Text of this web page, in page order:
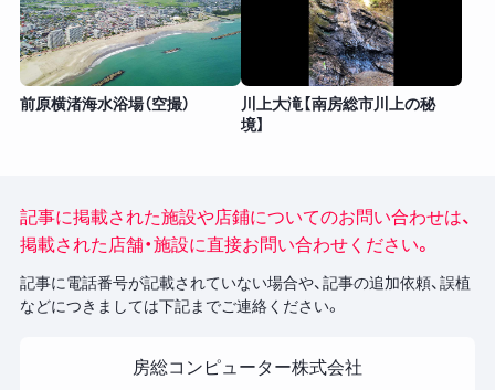
前原横渚海水浴場（空撮）
川上大滝【南房総市川上の秘
境】
記事に掲載された施設や店鋪についてのお問い合わせは、
掲載された店舗・施設に直接お問い合わせください。
記事に電話番号が記載されていない場合や、記事の追加依頼、誤植
などにつきましては下記までご連絡ください。
房総コンピューター株式会社